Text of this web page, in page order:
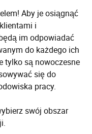
Aby je osiągnąć
i
im odpowiadać
do każdego ich
tylko są nowoczesne
się do
pracy.
swój obszar